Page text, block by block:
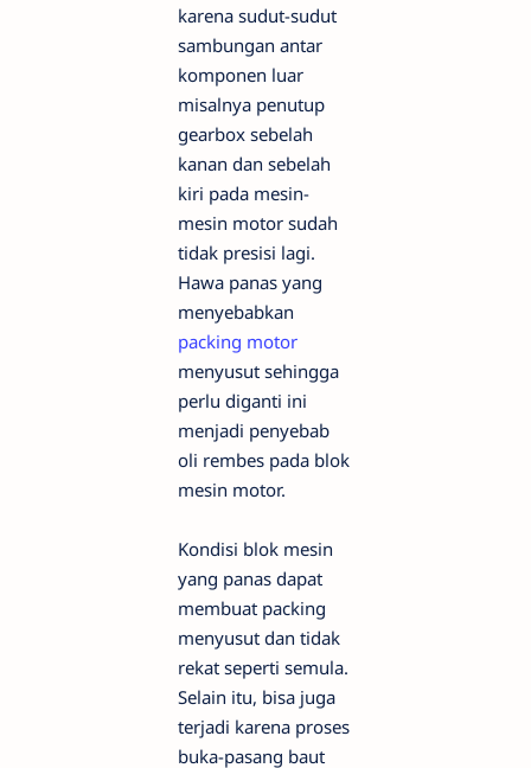
karena sudut-sudut
sambungan antar
komponen luar
misalnya penutup
gearbox sebelah
kanan dan sebelah
kiri pada mesin-
mesin motor sudah
tidak presisi lagi.
Hawa panas yang
menyebabkan
packing motor
menyusut sehingga
perlu diganti ini
menjadi penyebab
oli rembes pada blok
mesin motor.
Kondisi blok mesin
yang panas dapat
membuat packing
menyusut dan tidak
rekat seperti semula.
Selain itu, bisa juga
terjadi karena proses
buka-pasang baut